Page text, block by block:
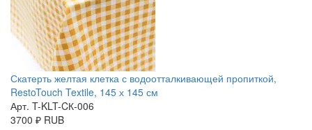
Скатерть желтая клетка с водоотталкивающей пропиткой,
RestoTouch Textile, 145 х 145 см
Арт. T-KLT-CК-006
3700 ₽ RUB